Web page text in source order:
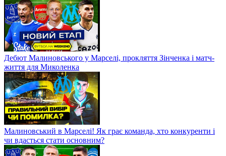
Дебют Малиновського у Марселі, прокляття Зінченка і матч-
життя для Миколенка
Малиновський в Марселі! Як грає команда, хто конкуренти і
чи вдасться стати основним?